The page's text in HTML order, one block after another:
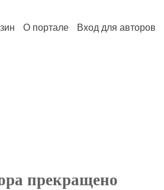
О портале Вход для авторов
прекращено